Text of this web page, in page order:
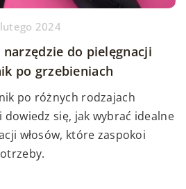
2024
do pielęgnacji
po grzebieniach
po różnych rodzajach
dowiedz się, jak wybrać idealne
włosów, które zaspokoi